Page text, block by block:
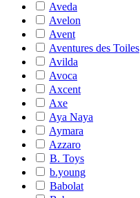
Aveda
Avelon
Avent
Aventures des Toiles
Avilda
Avoca
Axcent
Axe
Aya Naya
Aymara
Azzaro
B. Toys
b.young
Babolat